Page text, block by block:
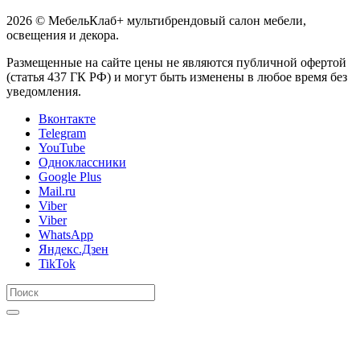
2026 © МебельКлаб+ мультибрендовый салон мебели,
освещения и декора.
Размещенные на сайте цены не являются публичной офертой
(статья 437 ГК РФ) и могут быть изменены в любое время без
уведомления.
Вконтакте
Telegram
YouTube
Одноклассники
Google Plus
Mail.ru
Viber
Viber
WhatsApp
Яндекс.Дзен
TikTok